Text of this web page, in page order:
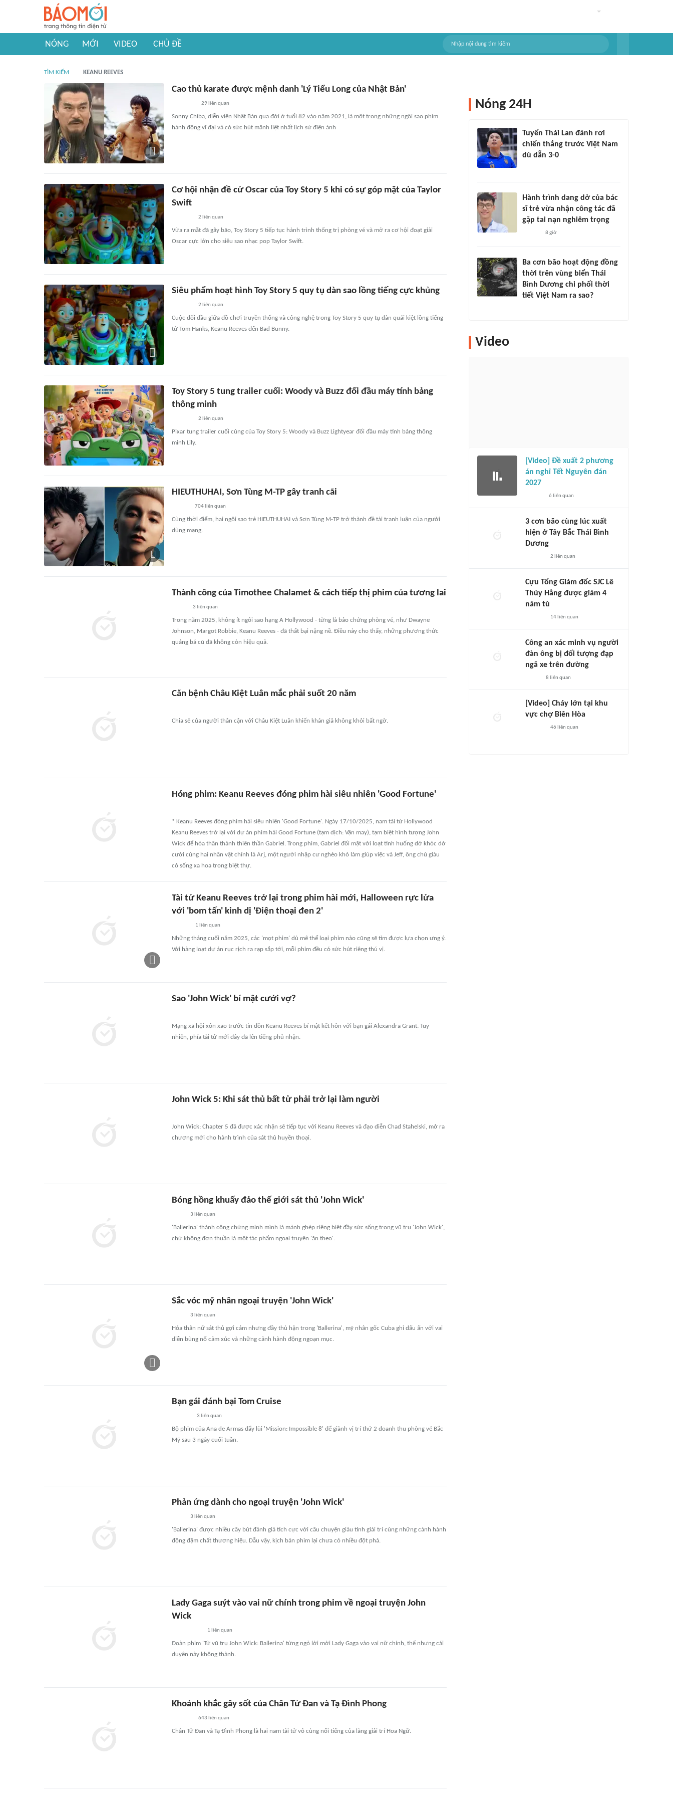
NÓNG MỚI VIDEO CHỦ ĐỀ
TÌM KIẾM KEANU REEVES
Cao thủ karate được mệnh danh 'Lý Tiểu Long của Nhật Bản'
29 liên quan
Sonny Chiba, diễn viên Nhật Bản qua đời ở tuổi 82 vào năm 2021, là một trong những ngôi sao phim
hành động vĩ đại và có sức hút mãnh liệt nhất lịch sử điện ảnh
Cơ hội nhận đề cử Oscar của Toy Story 5 khi có sự góp mặt của Taylor
Swift
2 liên quan
Vừa ra mắt đã gây bão, Toy Story 5 tiếp tục hành trình thống trị phòng vé và mở ra cơ hội đoạt giải
Oscar cực lớn cho siêu sao nhạc pop Taylor Swift.
Siêu phẩm hoạt hình Toy Story 5 quy tụ dàn sao lồng tiếng cực khủng
2 liên quan
Cuộc đối đầu giữa đồ chơi truyền thống và công nghệ trong Toy Story 5 quy tụ dàn quái kiệt lồng tiếng
từ Tom Hanks, Keanu Reeves đến Bad Bunny.
Toy Story 5 tung trailer cuối: Woody và Buzz đối đầu máy tính bảng
thông minh
2 liên quan
Pixar tung trailer cuối cùng của Toy Story 5: Woody và Buzz Lightyear đối đầu máy tính bảng thông
minh Lily.
HIEUTHUHAI, Sơn Tùng M-TP gây tranh cãi
704liên quan
Cùng thời điểm, hai ngôi sao trẻ HIEUTHUHAI và Sơn Tùng M-TP trở thành đề tài tranh luận của người
dùng mạng.
Thành công của Timothee Chalamet & cách tiếp thị phim của tương lai
3 liên quan
Trong năm 2025, không ít ngôi sao hạng A Hollywood - từng là bảo chứng phòng vé, như Dwayne
Johnson, Margot Robbie, Keanu Reeves - đã thất bại nặng nề. Điều này cho thấy, những phương thức
quảng bá cũ đã không còn hiệu quả.
Căn bệnh Châu Kiệt Luân mắc phải suốt 20 năm
Chia sẻ của người thân cận với Châu Kiệt Luân khiến khán giả không khỏi bất ngờ.
Hóng phim: Keanu Reeves đóng phim hài siêu nhiên 'Good Fortune'
* Keanu Reeves đóng phim hài siêu nhiên 'Good Fortune'. Ngày 17/10/2025, nam tài tử Hollywood
Keanu Reeves trở lại với dự án phim hài Good Fortune (tạm dịch: Vận may), tạm biệt hình tượng John
Wick để hóa thân thành thiên thần Gabriel. Trong phim, Gabriel đối mặt với loạt tình huống dở khóc dở
cười cùng hai nhân vật chính là Arj, một người nhập cư nghèo khó làm giúp việc và Jeff, ông chủ giàu
có sống xa hoa trong biệt thự.
Tài tử Keanu Reeves trở lại trong phim hài mới, Halloween rực lửa
với 'bom tấn' kinh dị 'Điện thoại đen 2'
1 liên quan
Những tháng cuối năm 2025, các 'mọt phim' dù mê thể loại phim nào cũng sẽ tìm được lựa chọn ưng ý.
Với hàng loạt dự án rục rịch ra rạp sắp tới, mỗi phim đều có sức hút riêng thú vị.
Sao 'John Wick' bí mật cưới vợ?
Mạng xã hội xôn xao trước tin đồn Keanu Reeves bí mật kết hôn với bạn gái Alexandra Grant. Tuy
nhiên, phía tài tử mới đây đã lên tiếng phủ nhận.
John Wick 5: Khi sát thủ bất tử phải trở lại làm người
John Wick: Chapter 5 đã được xác nhận sẽ tiếp tục với Keanu Reeves và đạo diễn Chad Stahelski, mở ra
chương mới cho hành trình của sát thủ huyền thoại.
Bóng hồng khuấy đảo thế giới sát thủ 'John Wick'
3 liên quan
'Ballerina' thành công chứng minh mình là mảnh ghép riêng biệt đầy sức sống trong vũ trụ 'John Wick',
chứ không đơn thuần là một tác phẩm ngoại truyện 'ăn theo'.
Sắc vóc mỹ nhân ngoại truyện 'John Wick'
3 liên quan
Hóa thân nữ sát thủ gợi cảm nhưng đầy thù hận trong 'Ballerina', mỹ nhân gốc Cuba ghi dấu ấn với vai
diễn bùng nổ cảm xúc và những cảnh hành động ngoạn mục.
Bạn gái đánh bại Tom Cruise
3 liên quan
Bộ phim của Ana de Armas đẩy lùi 'Mission: Impossible 8' để giành vị trí thứ 2 doanh thu phòng vé Bắc
Mỹ sau 3 ngày cuối tuần.
Phản ứng dành cho ngoại truyện 'John Wick'
3 liên quan
'Ballerina' được nhiều cây bút đánh giá tích cực với câu chuyện giàu tính giải trí cùng những cảnh hành
động đậm chất thương hiệu. Dẫu vậy, kịch bản phim lại chưa có nhiều đột phá.
Lady Gaga suýt vào vai nữ chính trong phim về ngoại truyện John
Wick
1 liên quan
Đoàn phim 'Từ vũ trụ John Wick: Ballerina' từng ngỏ lời mời Lady Gaga vào vai nữ chính, thế nhưng cái
duyên này không thành.
Khoảnh khắc gây sốt của Chân Tử Đan và Tạ Đình Phong
643 liên quan
Chân Tử Đan và Tạ Đình Phong là hai nam tài tử vô cùng nổi tiếng của làng giải trí Hoa Ngữ.
Nóng 24H
Tuyển Thái Lan đánh rơi
chiến thắng trước Việt Nam
dù dẫn 3-0
Hành trình dang dở của bác
sĩ trẻ vừa nhận công tác đã
gặp tai nạn nghiêm trọng
8 giờ
Ba cơn bão hoạt động đồng
thời trên vùng biển Thái
Bình Dương chi phối thời
tiết Việt Nam ra sao?
Video
[Video] Đề xuất 2 phương
án nghỉ Tết Nguyên đán
2027
6 liên quan
3 cơn bão cùng lúc xuất
hiện ở Tây Bắc Thái Bình
Dương
2 liên quan
Cựu Tổng Giám đốc SJC Lê
Thúy Hằng được giảm 4
năm tù
14 liên quan
Công an xác minh vụ người
đàn ông bị đối tượng đạp
ngã xe trên đường
8 liên quan
[Video] Cháy lớn tại khu
vực chợ Biên Hòa
46 liên quan